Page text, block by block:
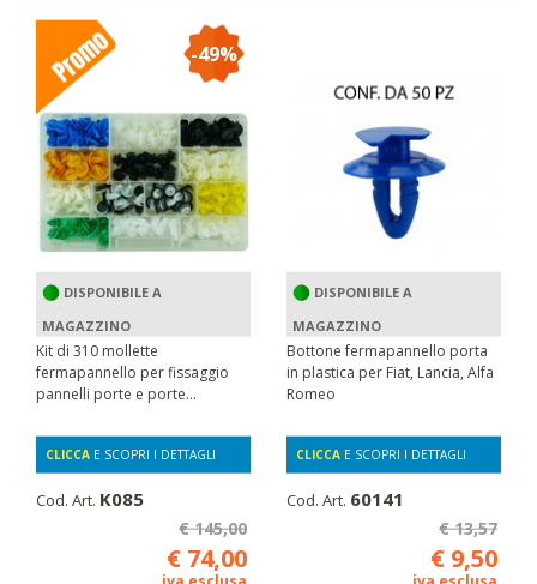
-49%
DISPONIBILE A
MAGAZZINO
Kit di 310 mollette
fermapannello per fissaggio
pannelli porte e porte...
CLICCA E SCOPRI I DETTAGLI
Cod. Art. K085
€ 145,00
€ 74,00
iva esclusa
DISPONIBILE A
MAGAZZINO
Bottone fermapannello porta
in plastica per Fiat, Lancia, Alfa
Romeo
CLICCA E SCOPRI I DETTAGLI
Cod. Art. 60141
€ 13,57
€ 9,50
iva esclusa